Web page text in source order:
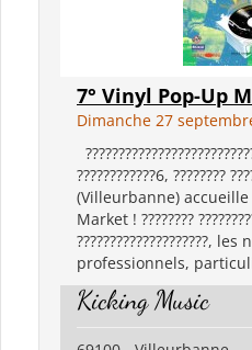
7° Vinyl Pop-Up
Dimanche 27
????????????6, ????????
(Villeurbanne) accueille
Market ! ????????
????????????????????,
professionnels,
Kicking Music